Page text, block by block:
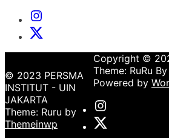
Instagram
Institut
X
© 2023 PERSMA
INSTITUT - UIN
JAKARTA
Theme: Ruru by
Themeinwp
Copyright ©
Theme: RuRu By
Powered by
Instagram
Institut
X